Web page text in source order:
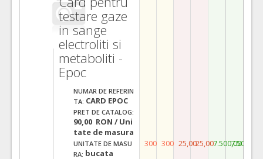
testare gaze
in sange
electroliti si
metaboliti -
Epoc
NUMAR DE REFERIN
TA: CARD EPOC
PRET DE CATALOG:
90,00 RON / Uni
tate de masura
UNITATE DE MASU
RA: bucata
300 300 25,0025,007.500,007.500,00